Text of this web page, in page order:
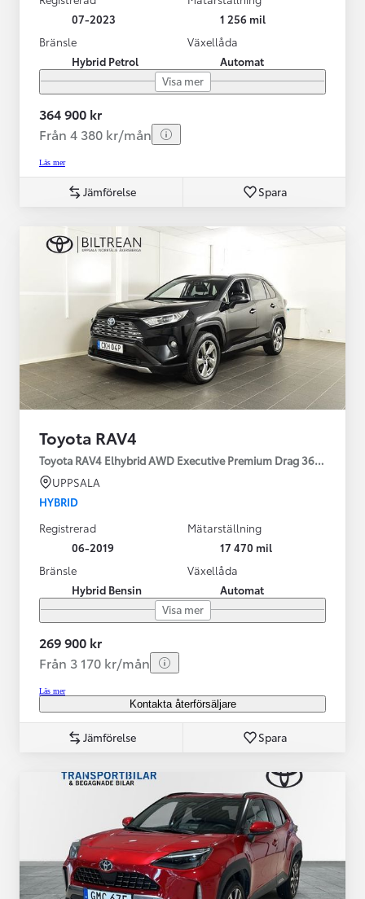
07-2023
1 256 mil
Bränsle
Hybrid Petrol
Växellåda
Automat
Visa mer
364 900 kr
Från 4 380 kr/mån
Läs mer
Jämförelse Spara
Toyota RAV4
Toyota RAV4 Elhybrid AWD Executive Premium Drag 360-kamera
UPPSALA
HYBRID
Registrerad
06-2019
Mätarställning
17 470 mil
Bränsle
Hybrid Bensin
Växellåda
Automat
Visa mer
269 900 kr
Från 3 170 kr/mån
Läs mer
Kontakta återförsäljare
Jämförelse Spara